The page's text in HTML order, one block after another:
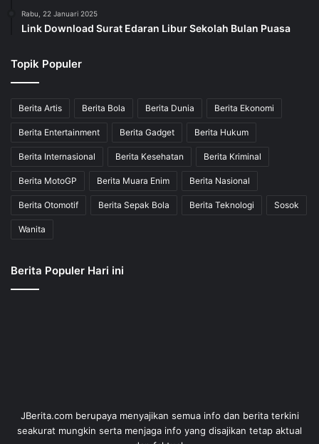
Rabu, 22 Januari 2025
Link Download Surat Edaran Libur Sekolah Bulan Puasa
Topik Populer
Berita Artis Berita Bola Berita Dunia Berita Ekonomi
Berita Entertainment Berita Gadget Berita Hukum
Berita Internasional Berita Kesehatan Berita Kriminal
Berita MotoGP Berita Muara Enim Berita Nasional
Berita Otomotif Berita Sepak Bola Berita Teknologi Sosok
Wanita
Berita Populer Hari ini
dan faktual.